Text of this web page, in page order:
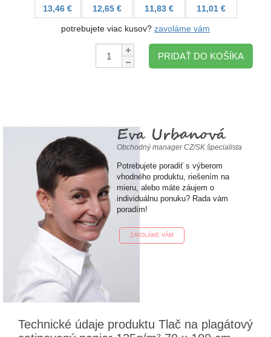
13,46 €
12,65 €
11,83 €
11,01 €
potrebujete viac kusov? zavoláme vám
Množstvo:
PRIDAŤ DO KOŠÍKA
Eva Urbanová
Obchodný manager CZ/SK špecialista
Potrebujete poradiť s výberom
vhodného produktu, riešením na
mieru, alebo máte záujem o
individuálnu ponuku? Rada vám
poradím!
ZAVOLÁME VÁM
Technické údaje produktu Tlač na plagátový